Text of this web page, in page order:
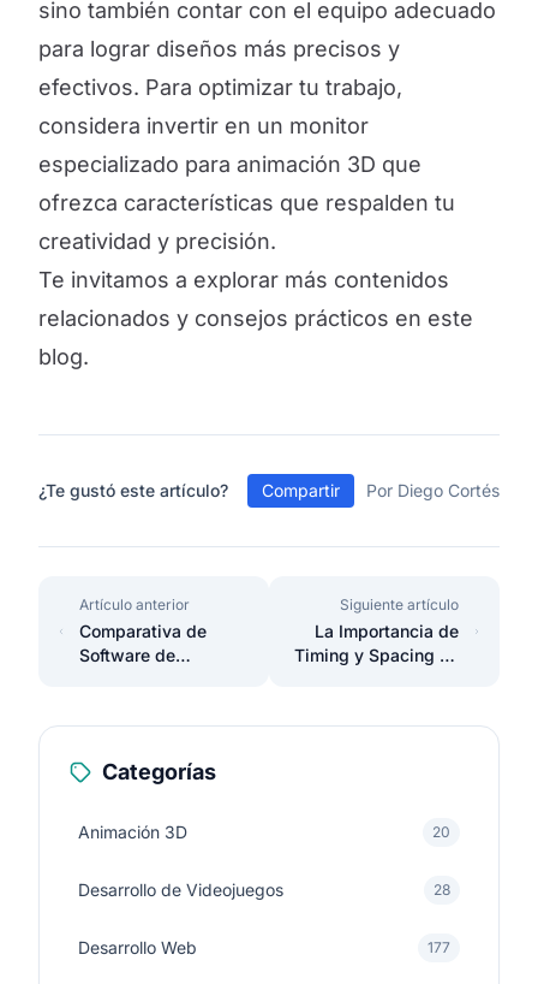
sino también contar con el equipo adecuado
para lograr diseños más precisos y
efectivos. Para optimizar tu trabajo,
considera invertir en un monitor
especializado para animación 3D que
ofrezca características que respalden tu
creatividad y precisión.
Te invitamos a explorar más contenidos
relacionados y consejos prácticos en este
blog.
¿Te gustó este artículo? Compartir Por Diego Cortés
Artículo anterior
Comparativa de
Software de
Siguiente artículo
La Importancia de
Timing y Spacing en
Categorías
Animación 3D 20
Desarrollo de Videojuegos 28
Desarrollo Web 177